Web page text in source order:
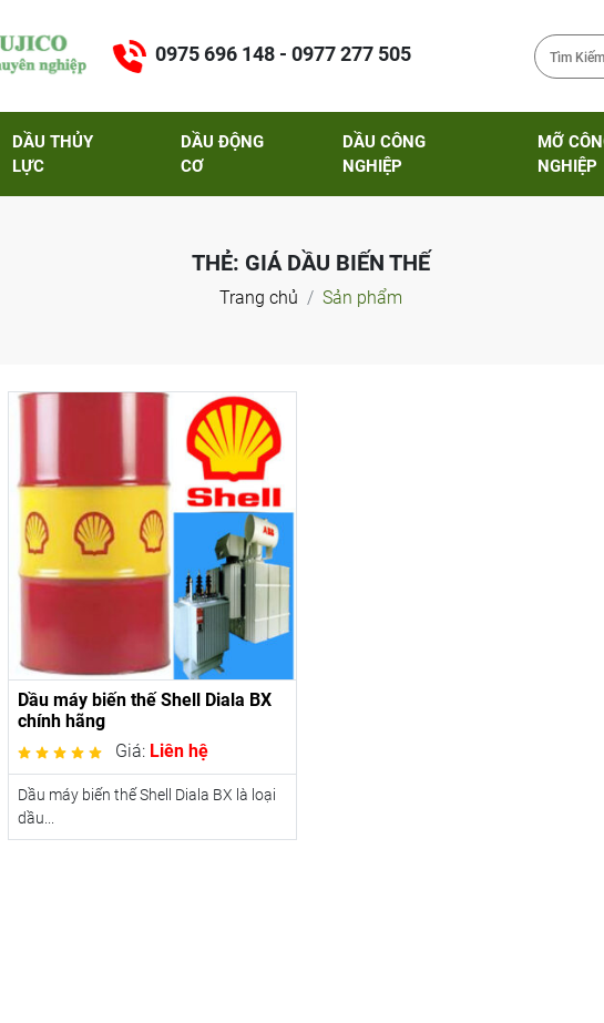
0975 696 148 - 0977 277 505
DẦU THỦY
LỰC
DẦU ĐỘNG
CƠ
DẦU CÔNG
NGHIỆP
MỠ
NGHIỆP
THẺ: GIÁ DẦU BIẾN THẾ
Trang chủ Sản phẩm
Dầu máy biến thế Shell Diala BX
chính hãng
Giá: Liên hệ
Dầu máy biến thế Shell Diala BX là loại
dầu...